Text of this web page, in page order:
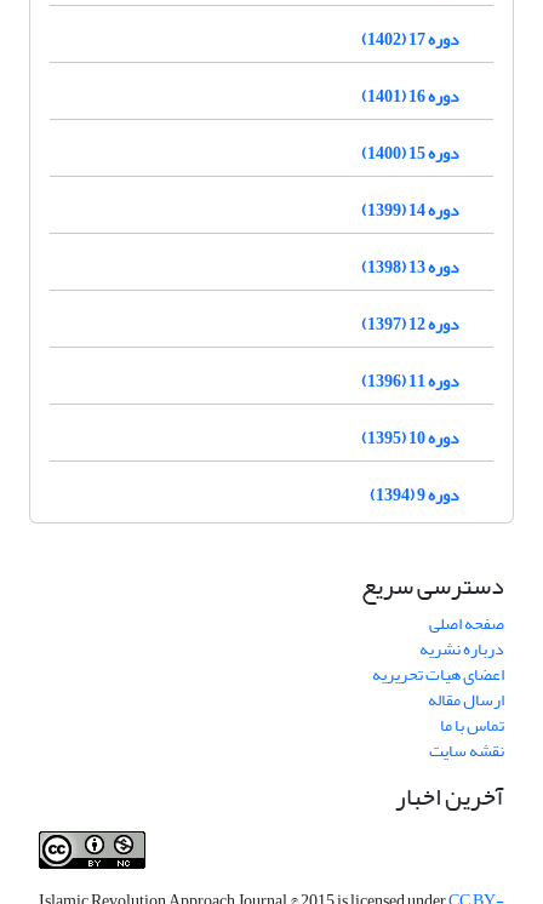
دوره 17 (1402)
دوره 16 (1401)
دوره 15 (1400)
دوره 14 (1399)
دوره 13 (1398)
دوره 12 (1397)
دوره 11 (1396)
دوره 10 (1395)
دوره 9 (1394)
دسترسی سریع
صفحه اصلی
درباره نشریه
اعضای هیات تحریریه
ارسال مقاله
تماس با ما
نقشه سایت
آخرین اخبار